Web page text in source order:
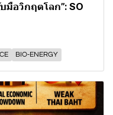
มือวิกฤตโลก”: SO
BIO-ENERGY